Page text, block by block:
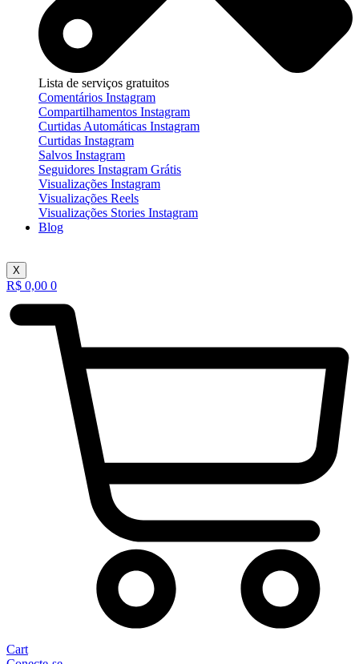
Lista de serviços gratuitos
Comentários Instagram
Compartilhamentos Instagram
Curtidas Automáticas Instagram
Curtidas Instagram
Salvos Instagram
Seguidores Instagram Grátis
Visualizações Instagram
Visualizações Reels
Visualizações Stories Instagram
Blog
X
R$ 0,00 0
Cart